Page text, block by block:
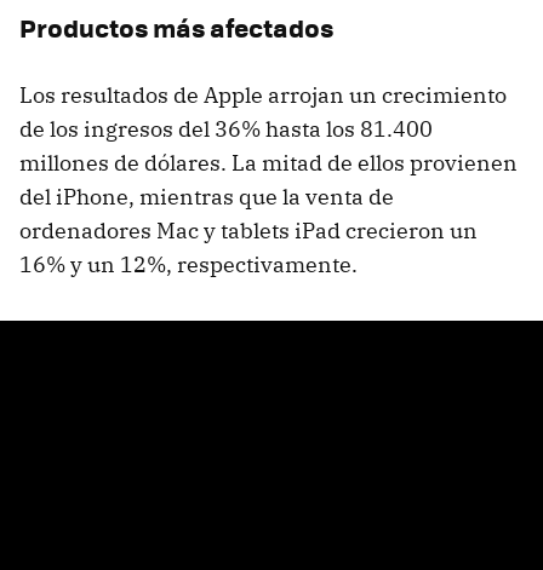
Productos más afectados
Los resultados de Apple arrojan un crecimiento
de los ingresos del 36% hasta los 81.400
millones de dólares. La mitad de ellos provienen
del iPhone, mientras que la venta de
ordenadores Mac y tablets iPad crecieron un
16% y un 12%, respectivamente.